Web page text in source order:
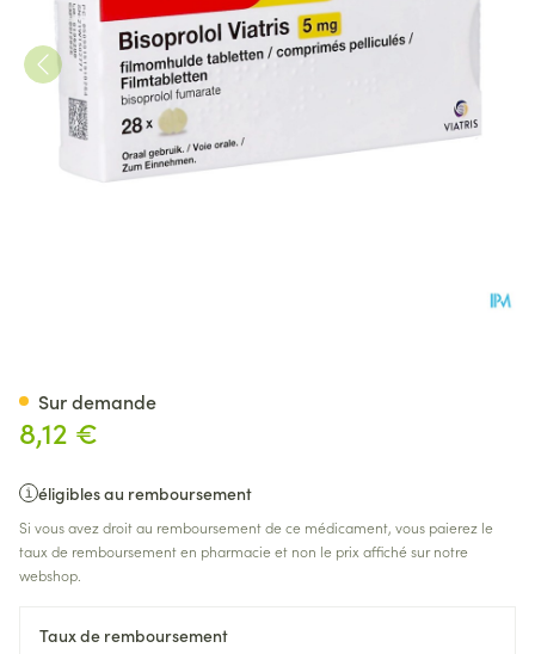
8,12 €
éligibles au remboursement
Si vous avez droit au remboursement de ce médicament, vous paierez le
taux de remboursement en pharmacie et non le prix affiché sur notre
webshop.
Taux de remboursement
Sur demande